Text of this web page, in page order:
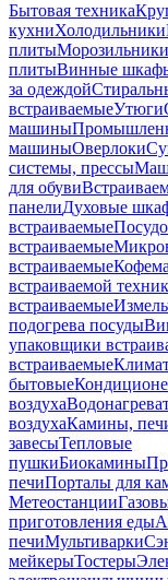
Бытовая техника
кухниХолодильники
плитыМорозильники
плитыВинные
за одеждой
встраиваемыеУтюги
машины
машиныОверлоки
системы, прессы
для обуви
панелиДуховые
встраиваемые
встраиваемые
встраиваемые
встраиваемой
встраиваемые
подогрева посуды
упаковщики
встраиваемые
бытовые
воздуха
воздухаКамины,
завесыТепловые
пушкиБиокамины
печиПорталы для
Метеостанции
приготовления еды
печиМультиварки
мейкерыТостеры